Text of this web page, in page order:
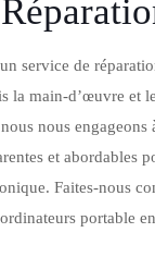
service de
la main-d’œuvre et
nous
et abordables
Faites-nous
portable